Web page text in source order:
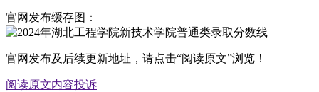
官网发布缓存图：
官网发布及后续更新地址，请点击“阅读原文”浏览！
阅读原文内容投诉